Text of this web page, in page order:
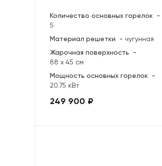
Количество основных горелок
-
5
Материал решетки
- чугунная
Жарочная поверхность
-
88 х 45 см
Мощность основных горелок
-
20.75 кВт
249 900 ₽